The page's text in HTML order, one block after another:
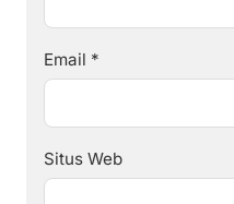
Email *
Situs Web